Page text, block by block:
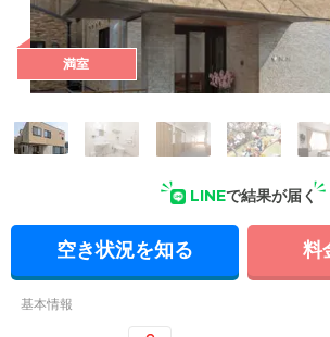
外観: 落ち着いた雰囲気の2階建ての建物で
屋根つきで、悪天候時も快適にご利用いた
満室
LINEで結果が届く
空き状況を知る 料
基本情報